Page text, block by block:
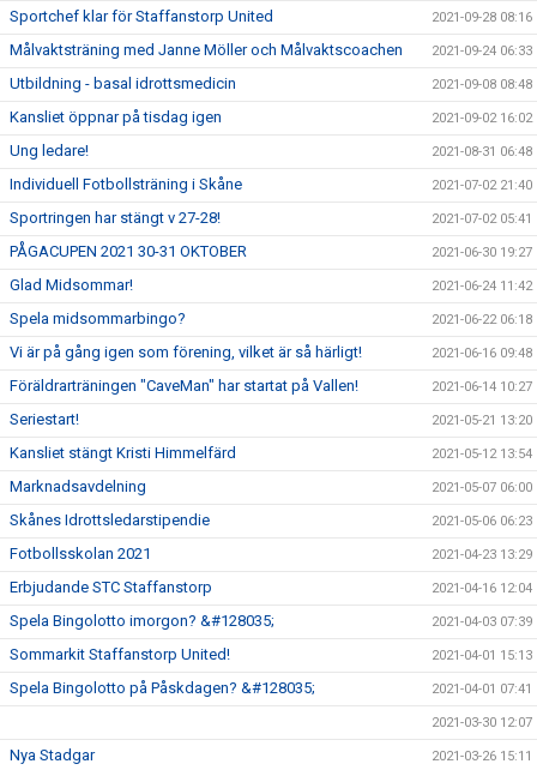
Sportchef klar för Staffanstorp United 2021-09-28 08:16
Målvaktsträning med Janne Möller och Målvaktscoachen 2021-09-24 06:33
Utbildning - basal idrottsmedicin 2021-09-08 08:48
Kansliet öppnar på tisdag igen 2021-09-02 16:02
Ung ledare! 2021-08-31 06:48
Individuell Fotbollsträning i Skåne 2021-07-02 21:40
Sportringen har stängt v 27-28! 2021-07-02 05:41
PÅGACUPEN 2021 30-31 OKTOBER 2021-06-30 19:27
Glad Midsommar! 2021-06-24 11:42
Spela midsommarbingo? 2021-06-22 06:18
Vi är på gång igen som förening, vilket är så härligt! 2021-06-16 09:48
Föräldrarträningen "CaveMan" har startat på Vallen! 2021-06-14 10:27
Seriestart! 2021-05-21 13:20
Kansliet stängt Kristi Himmelfärd 2021-05-12 13:54
Marknadsavdelning 2021-05-07 06:00
Skånes Idrottsledarstipendie 2021-05-06 06:23
Fotbollsskolan 2021 2021-04-23 13:29
Erbjudande STC Staffanstorp 2021-04-16 12:04
Spela Bingolotto imorgon? &#128035; 2021-04-03 07:39
Sommarkit Staffanstorp United! 2021-04-01 15:13
Spela Bingolotto på Påskdagen? &#128035; 2021-04-01 07:41
2021-03-30 12:07
Nya Stadgar 2021-03-26 15:11